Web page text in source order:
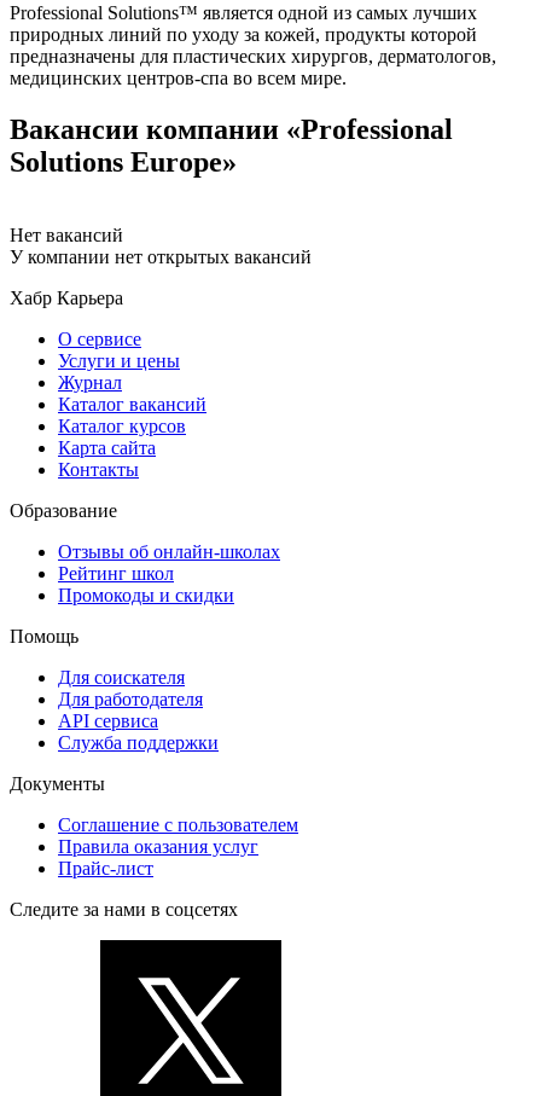
Professional Solutions™ является одной из самых лучших
природных линий по уходу за кожей, продукты которой
предназначены для пластических хирургов, дерматологов,
медицинских центров-спа во всем мире.
Вакансии компании «Professional
Solutions Europe»
Нет вакансий
У компании нет открытых вакансий
Хабр Карьера
О сервисе
Услуги и цены
Журнал
Каталог вакансий
Каталог курсов
Карта сайта
Контакты
Образование
Отзывы об онлайн-школах
Рейтинг школ
Промокоды и скидки
Помощь
Для соискателя
Для работодателя
API сервиса
Служба поддержки
Документы
Соглашение с пользователем
Правила оказания услуг
Прайс-лист
Следите за нами в соцсетях